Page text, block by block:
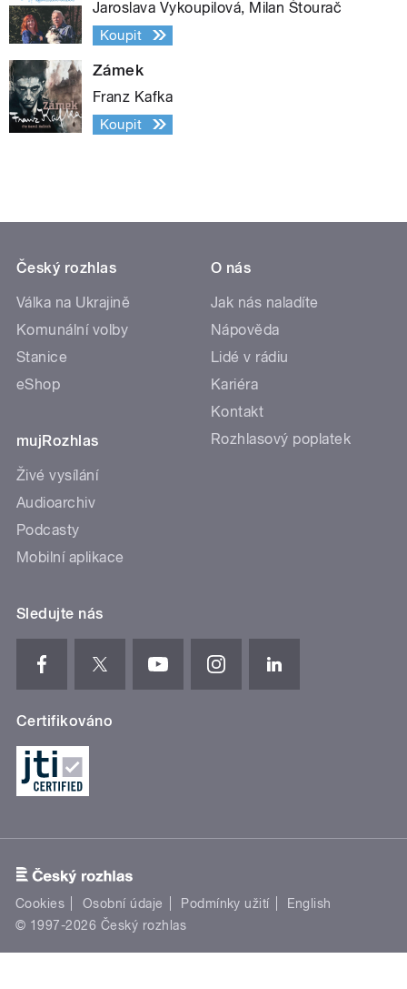
Jaroslava Vykoupilová, Milan Štourač
Koupit
Zámek
Franz Kafka
Koupit
Český rozhlas
Válka na Ukrajině
Komunální volby
Stanice
eShop
mujRozhlas
Živé vysílání
Audioarchiv
Podcasty
Mobilní aplikace
O nás
Jak nás naladíte
Nápověda
Lidé v rádiu
Kariéra
Kontakt
Rozhlasový poplatek
Sledujte nás
Certifikováno
Cookies Osobní údaje Podmínky užití
English
© 1997-2026 Český rozhlas